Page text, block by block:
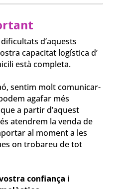
d’aquests
capacitat logística d’
està completa.
sentim molt comunicar-
agafar més
a partir d’aquest
atendrem la venda de
al moment a les
on trobareu de tot
confiança i